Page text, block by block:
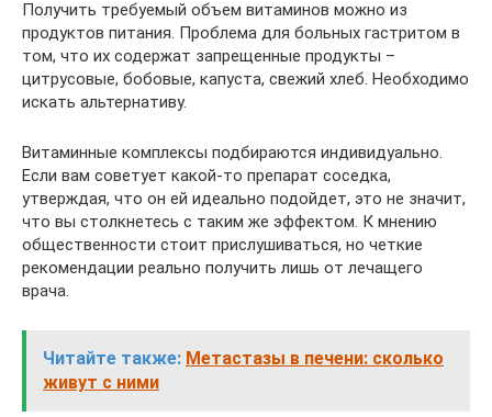
Получить требуемый объем витаминов можно из
продуктов питания. Проблема для больных гастритом в
том, что их содержат запрещенные продукты –
цитрусовые, бобовые, капуста, свежий хлеб. Необходимо
искать альтернативу.
Витаминные комплексы подбираются индивидуально.
Если вам советует какой-то препарат соседка,
утверждая, что он ей идеально подойдет, это не значит,
что вы столкнетесь с таким же эффектом. К мнению
общественности стоит прислушиваться, но четкие
рекомендации реально получить лишь от лечащего
врача.
Читайте также: Метастазы в печени: сколько
живут с ними